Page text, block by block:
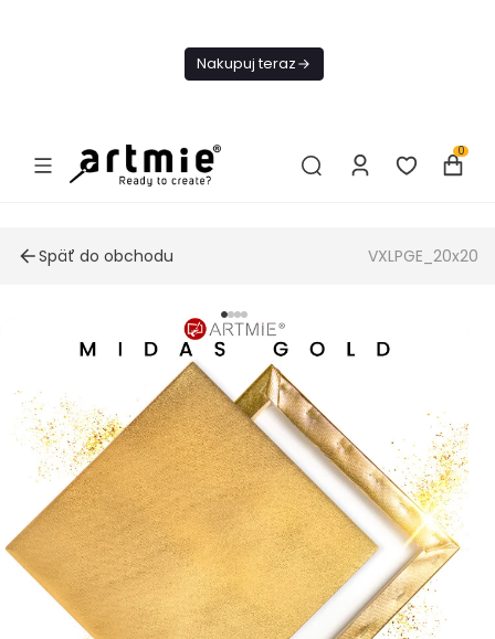
Nakupuj teraz
0
Späť do obchodu VXLPGE_20x20